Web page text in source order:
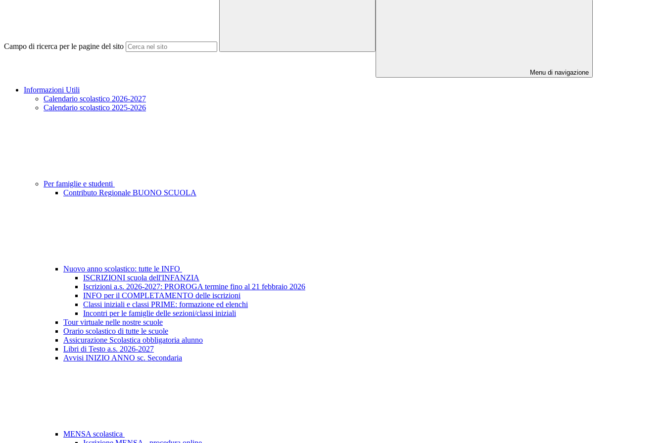
Campo di ricerca per le pagine del sito
Menu di navigazione
Informazioni Utili
Calendario scolastico 2026-2027
Calendario scolastico 2025-2026
Per famiglie e studenti
Contributo Regionale BUONO SCUOLA
Nuovo anno scolastico: tutte le INFO
ISCRIZIONI scuola dell'INFANZIA
Iscrizioni a.s. 2026-2027: PROROGA termine fino al 21 febbraio 2026
INFO per il COMPLETAMENTO delle iscrizioni
Classi iniziali e classi PRIME: formazione ed elenchi
Incontri per le famiglie delle sezioni/classi iniziali
Tour virtuale nelle nostre scuole
Orario scolastico di tutte le scuole
Assicurazione Scolastica obbligatoria alunno
Libri di Testo a.s. 2026-2027
Avvisi INIZIO ANNO sc. Secondaria
MENSA scolastica